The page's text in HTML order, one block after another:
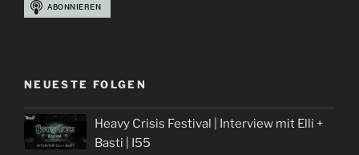
NEUESTE FOLGEN
Heavy Crisis Festival | Interview mit Elli +
Basti | I55